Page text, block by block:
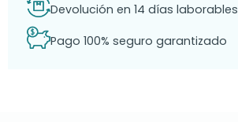
Devolución en 14 días laborables
Pago 100% seguro garantizado